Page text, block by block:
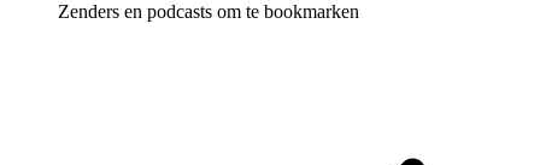
Zenders en podcasts om te bookmarken